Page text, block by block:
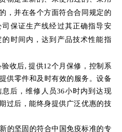
，并在各个方面符合合同规定的
保证生产线经过其正确指导安
时间内，达到产品技术性能指
验收后, 提供12个月保修，控制系
供零件和及时有效的服务。设备
后，维修人员36小时内到达现
过后，能终身提供广泛优惠的技
的坚固的符合中国免疫标准的专